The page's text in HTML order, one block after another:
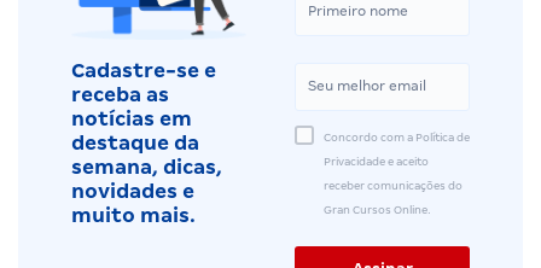
Cadastre-se e
receba as
notícias em
destaque da
semana, dicas,
novidades e
muito mais.
Concordo com a Política de
Privacidade e aceito
receber comunicações do
Gran Cursos Online.